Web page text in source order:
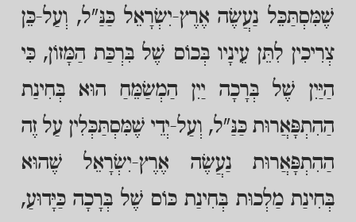
שֶׁמִּסְתַּכֵּל נַעֲשֶׂה אֶרֶץ-יִשְׂרָאֵל כַּנַּ"ל, וְעַל-כֵּן
צְרִיכִין לִתֵּן עֵינָיו בְּכוֹס שֶׁל בִּרְכַּת הַמָּזוֹן, כִּי
הַיַּיִן שֶׁל בְּרָכָה יַיִן הַמְשַׂמֵּחַ הוּא בְּחִינַת
הַהִתְפָּאֲרוּת כַּנַּ"ל, וְעַל-יְדֵי שֶׁמִּסְתַּכְּלִין עַל זֶה
הַהִתְפָּאֲרוּת נַעֲשֶׂה אֶרֶץ-יִשְׂרָאֵל שֶׁהוּא
בְּחִינַת מַלְכוּת בְּחִינַת כּוֹס שֶׁל בְּרָכָה כַּיָּדוּעַ,